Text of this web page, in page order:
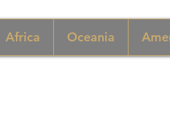
Africa Oceania